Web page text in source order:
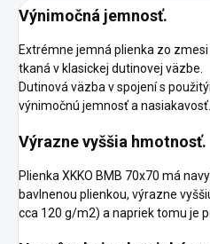
Výnimočná jemnosť.
Extrémne jemná plienka zo
tkaná v klasickej dutinovej väzbe.
Dutinová väzba v spojení s
výnimočnú jemnosť a nasiakavosť.
Výrazne vyššia hmotnosť.
Plienka XKKO BMB 70x70 má
bavlnenou plienkou, výrazne
cca 120 g/m2) a napriek tomu je